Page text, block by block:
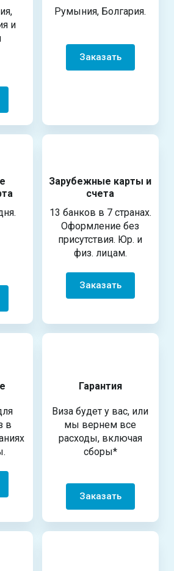
и
Румыния, Болгария.
Заказать
Зарубежные карты и
счета
13 банков в 7 странах.
Оформление без
присутствия. Юр. и
физ. лицам.
Заказать
в
Гарантия
Виза будет у вас, или
мы вернем все
расходы, включая
сборы*
Заказать